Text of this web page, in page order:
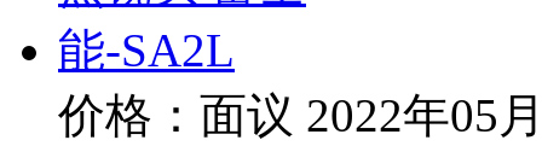
价格：面议 2022年05